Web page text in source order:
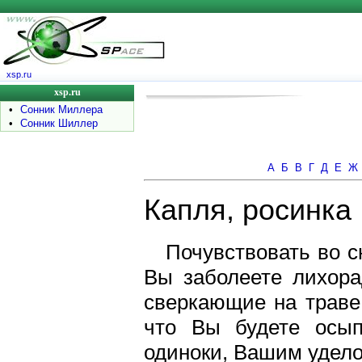
xsp.ru
xsp.ru
•
Сонник Миллера
•
Сонник Шиллер
А Б В Г Д Е Ж
Капля, росинка
Почувствовать во
Вы заболеете
сверкающие на
что Вы будете
одиноки, Вашим